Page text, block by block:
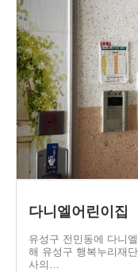
다니엘어린이집
유성구 전민동에 다니
해 유성구 행복누리재
사의…